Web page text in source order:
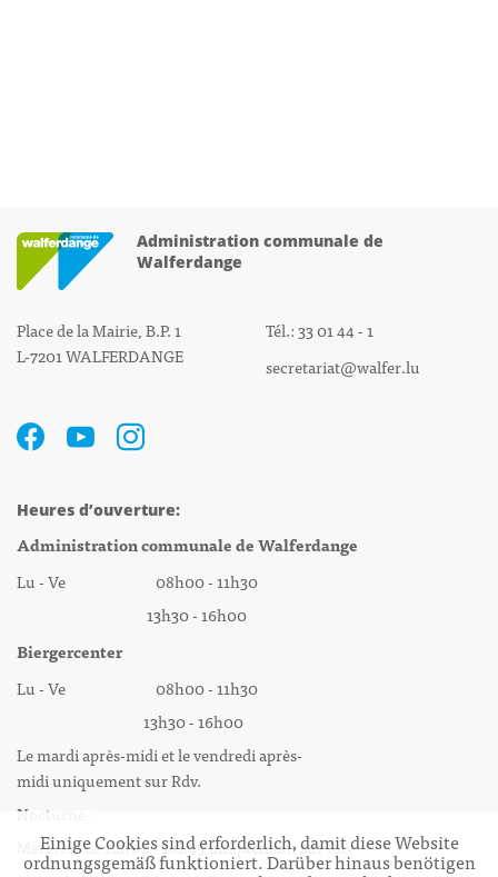
Administration communale de
Walferdange
Place de la Mairie, B.P. 1
L-7201 WALFERDANGE
Tél.: 33 01 44 - 1
secretariat@walfer.lu
Heures d’ouverture:
Administration communale de Walferdange
Lu - Ve 08h00 - 11h30
13h30 - 16h00
Biergercenter
Lu - Ve 08h00 - 11h30
13h30 - 16h00
Le mardi après-midi et le vendredi après-
midi uniquement sur Rdv.
Nocturne :
Mercredi de 16h00 - 18h45 uniquement sur Rdv
Einige Cookies sind erforderlich, damit diese Website
ordnungsgemäß funktioniert. Darüber hinaus benötigen